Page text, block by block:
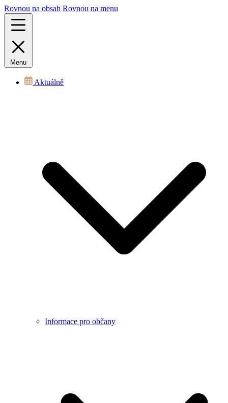
Rovnou na obsah Rovnou na menu
Menu
Aktuálně
Informace pro občany